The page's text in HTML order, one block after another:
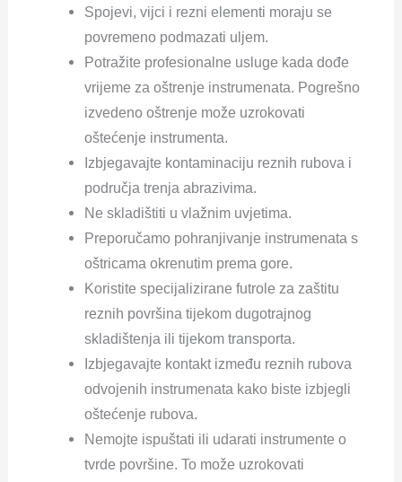
Spojevi, vijci i rezni elementi moraju se
povremeno podmazati uljem.
Potražite profesionalne usluge kada dođe
vrijeme za oštrenje instrumenata. Pogrešno
izvedeno oštrenje može uzrokovati
oštećenje instrumenta.
Izbjegavajte kontaminaciju reznih rubova i
područja trenja abrazivima.
Ne skladištiti u vlažnim uvjetima.
Preporučamo pohranjivanje instrumenata s
oštricama okrenutim prema gore.
Koristite specijalizirane futrole za zaštitu
reznih površina tijekom dugotrajnog
skladištenja ili tijekom transporta.
Izbjegavajte kontakt između reznih rubova
odvojenih instrumenata kako biste izbjegli
oštećenje rubova.
Nemojte ispuštati ili udarati instrumente o
tvrde površine. To može uzrokovati